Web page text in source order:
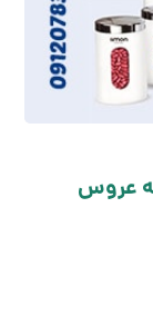
عروس